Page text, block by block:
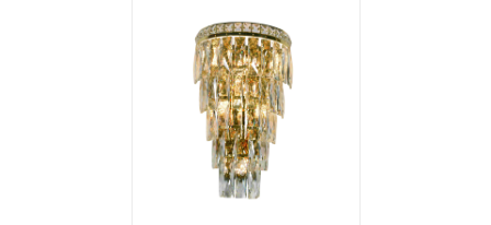
Хрусталь) NewRgy
W2785E/4A
GOLD+CLEAR